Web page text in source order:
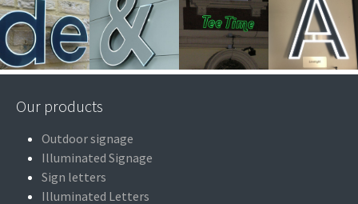
Our products
Outdoor signage
Illuminated Signage
Sign letters
Illuminated Letters